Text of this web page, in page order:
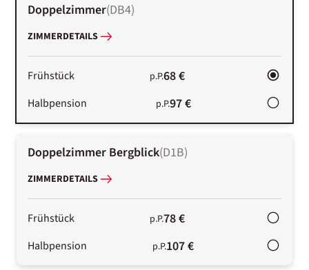
Doppelzimmer(DB4)
ZIMMERDETAILS
Frühstück p.P.68 €
Halbpension p.P.97 €
Doppelzimmer Bergblick(D1B)
ZIMMERDETAILS
Frühstück p.P.78 €
Halbpension p.P.107 €